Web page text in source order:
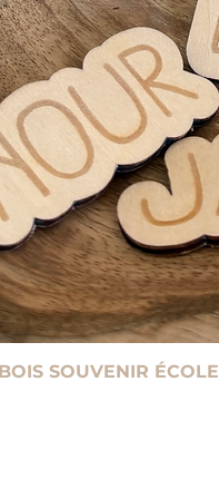
SOUVENIR ÉCOLE